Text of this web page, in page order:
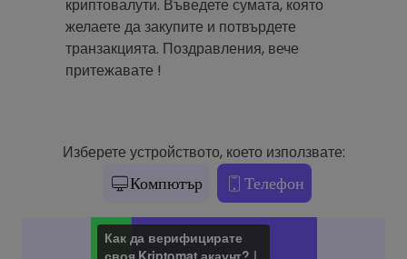
криптовалути. Въведете сумата, която
желаете да закупите и потвърдете
транзакцията. Поздравления, вече
притежавате !
Изберете устройството, което използвате:
Компютър Телефон